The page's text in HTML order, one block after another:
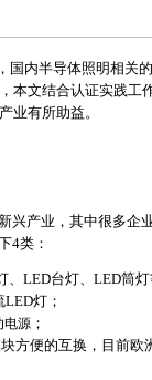
国内半导体照明相关
本文结合认证实践
业有所助益。
兴产业，其中很多
4类：
、LED台灯、LED筒灯
灯；
电源；
方便的互换，目前欧